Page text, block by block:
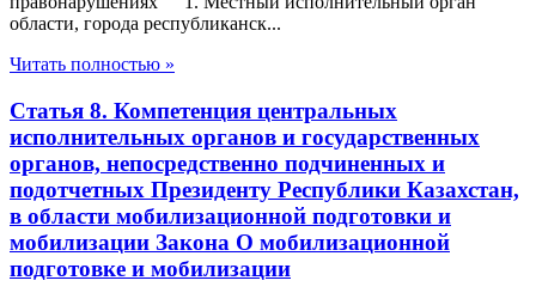
области, города республиканск...
Читать полностью »
Статья 8. Компетенция центральных
исполнительных органов и государственных
органов, непосредственно подчиненных и
подотчетных Президенту Республики Казахстан,
в области мобилизационной подготовки и
мобилизации Закона О мобилизационной
подготовке и мобилизации